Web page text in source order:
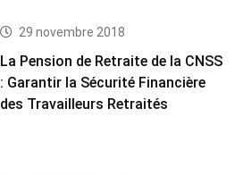
29 novembre 2018
La Pension de Retraite de la CNSS
: Garantir la Sécurité Financière
des Travailleurs Retraités